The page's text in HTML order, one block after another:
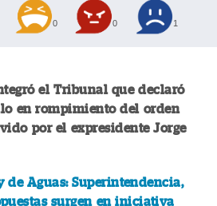
0 0 1
el Tribunal que declaró
en rompimiento del orden
por el expresidente Jorge
de Aguas: Superintendencia,
surgen en iniciativa